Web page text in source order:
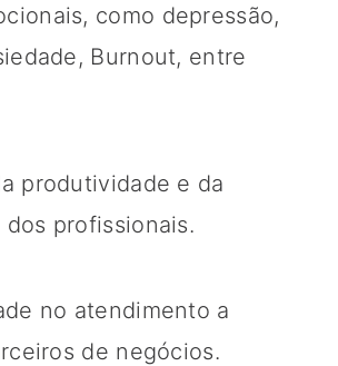
como depressão,
Burnout, entre
produtividade e da
profissionais.
no atendimento a
de negócios.